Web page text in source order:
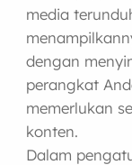
media
dengan
perangkat
memerlukan
konten.
Dalam